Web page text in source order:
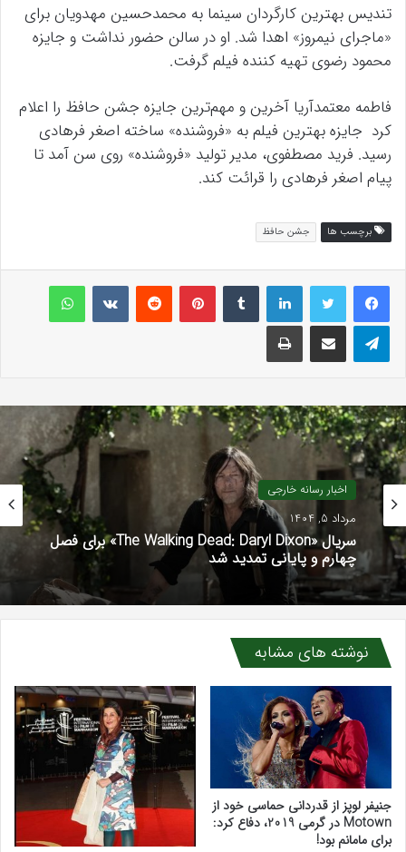
تندیس بهترین کارگردان سینما به محمدحسین مهدویان برای
«ماجرای نیمروز» اهدا شد. او در سالن حضور نداشت و جایزه
محمود رضوی تهیه کننده فیلم گرفت.
فاطمه معتمدآریا آخرین و مهم‌ترین جایزه جشن حافظ را اعلام
کرد جایزه بهترین فیلم به «فروشنده» ساخته اصغر فرهادی
رسید. فرید مصطفوی، مدیر تولید «فروشنده» روی سن آمد تا
پیام اصغر فرهادی را قرائت کند.
برچسب ها جشن حافظ
لینکداینتامبلر پینتریستReddit
VKontakteواتس آپ
تلگرام اشتراک گذاری با ایمیل چاپ
اخبار رسانه خارجی
مرداد 5, 1404
سریال «The Walking Dead: Daryl Dixon» برای فصل
چهارم و پایانی تمدید شد
نوشته های مشابه
جنیفر لوپز از قدردانی حماسی خود از
Motown در گرمی 2019، دفاع کرد:
برای مامانم بود!